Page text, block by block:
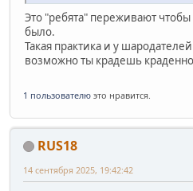
Это "ребята" переживают
было.
Такая практика и у
возможно ты крадешь
1 пользователю это нравится.
RUS18
14 сентября 2025, 19:42:42